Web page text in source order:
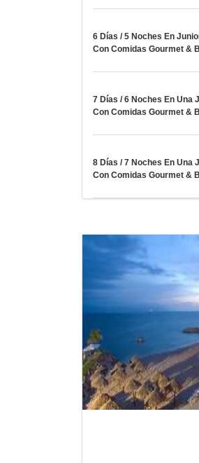
6 Días / 5 Noches En
Con Comidas Gourmet &
7 Días / 6 Noches En Una
Con Comidas Gourmet &
8 Días / 7 Noches En Una
Con Comidas Gourmet &